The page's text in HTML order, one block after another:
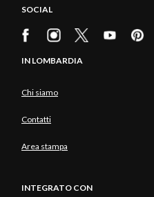
SOCIAL
IN LOMBARDIA
Chi siamo
Contatti
Area stampa
INTEGRATO CON